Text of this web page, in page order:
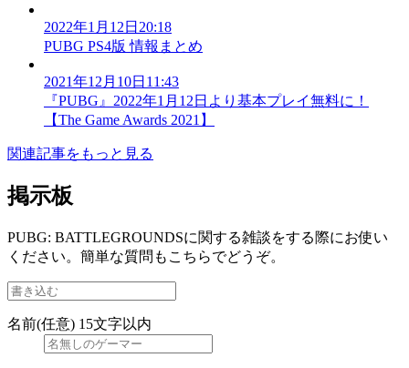
2022年1月12日20:18
PUBG PS4版 情報まとめ
2021年12月10日11:43
『PUBG』2022年1月12日より基本プレイ無料に！
【The Game Awards 2021】
関連記事をもっと見る
掲示板
PUBG: BATTLEGROUNDSに関する雑談をする際にお使い
ください。簡単な質問もこちらでどうぞ。
名前(任意) 15文字以内